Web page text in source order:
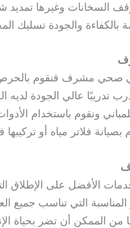
توقف السخانات وغيرها
بالكفاءة والجودة تسليك
صحي مشرف فنقوم بالحرص
عالي الجودة لديه
للمباني ونقوم باستخدام
فلاتر مياه أو تركيبها
الأفضل على
المناسبة التي تناسب
من الممكن أن تضر